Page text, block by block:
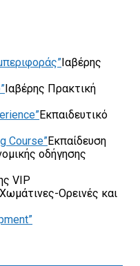
Ιαβέρης
Ιαβέρης Πρακτική
Εκπαιδευτικό
Course”Εκπαίδευση
οδήγησης
VIP
Χωμάτινες-Ορεινές και